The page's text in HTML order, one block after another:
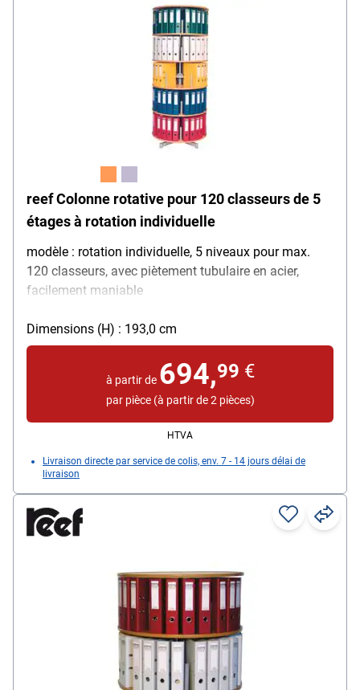
reef Colonne rotative pour 120 classeurs de 5
étages à rotation individuelle
modèle : rotation individuelle, 5 niveaux pour max.
120 classeurs, avec piètement tubulaire en acier,
facilement maniable
Dimensions (H) : 193,0 cm
à partir de 694,99 €
par pièce (à partir de 2 pièces)
HTVA
Livraison directe par service de colis, env. 7 - 14 jours délai de
livraison